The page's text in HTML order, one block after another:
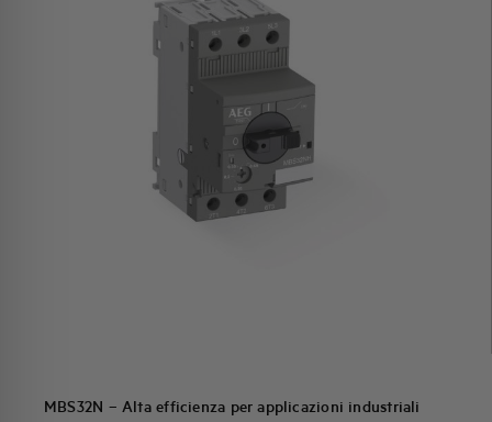
MBS32N – Alta efficienza per applicazioni industriali